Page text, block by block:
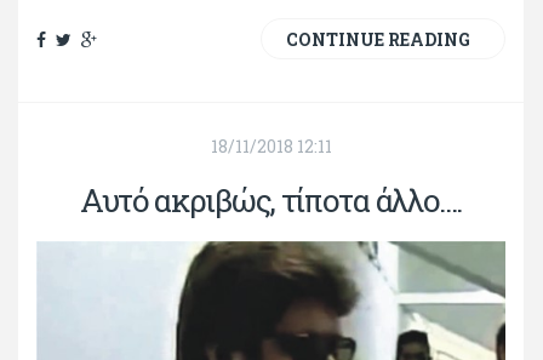
CONTINUE READING
18/11/2018 12:11
Αυτό ακριβώς, τίποτα άλλο....